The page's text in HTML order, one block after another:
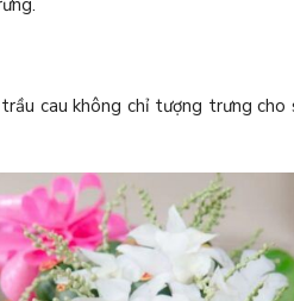
cau không chỉ tượng trưng